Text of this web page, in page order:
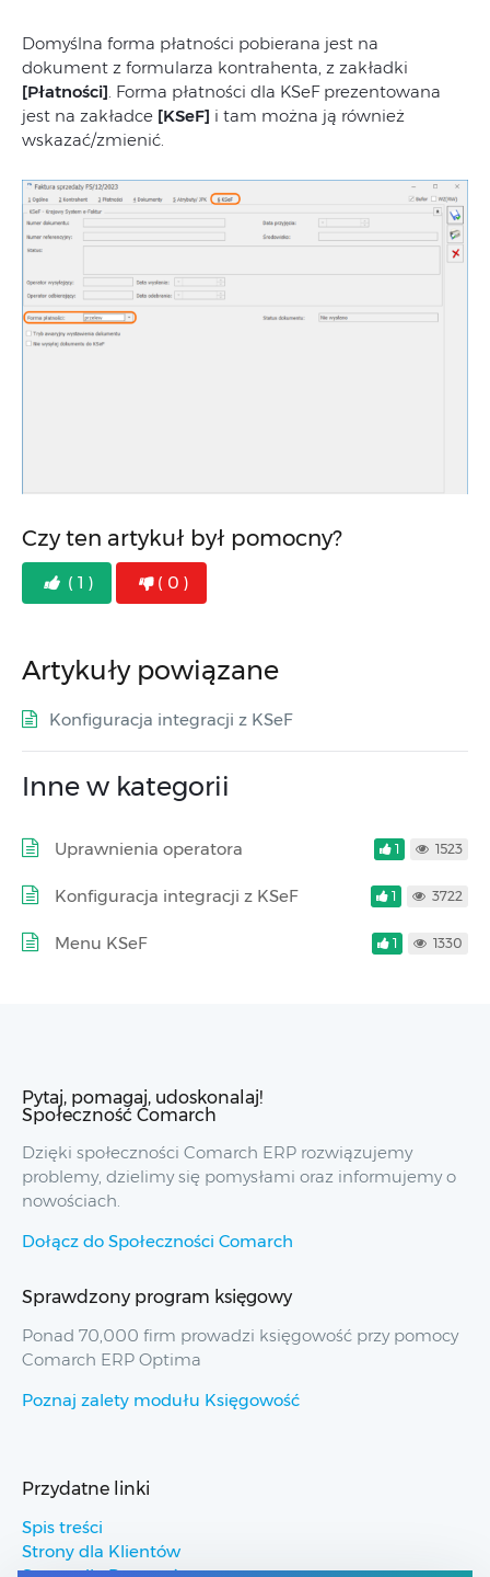
Domyślna forma płatności pobierana jest na
dokument z formularza kontrahenta, z zakładki
[Płatności]. Forma płatności dla KSeF prezentowana
jest na zakładce [KSeF] i tam można ją również
wskazać/zmienić.
Czy ten artykuł był pomocny?
( 1 ) ( 0 )
Artykuły powiązane
Konfiguracja integracji z KSeF
Inne w kategorii
Uprawnienia operatora 1 1523
Konfiguracja integracji z KSeF 1 3722
Menu KSeF 1 1330
Pytaj, pomagaj, udoskonalaj!
Społeczność Comarch
Dzięki społeczności Comarch ERP rozwiązujemy
problemy, dzielimy się pomysłami oraz informujemy o
nowościach.
Dołącz do Społeczności Comarch
Sprawdzony program księgowy
Ponad 70,000 firm prowadzi księgowość przy pomocy
Comarch ERP Optima
Poznaj zalety modułu Księgowość
Przydatne linki
Spis treści
Strony dla Klientów